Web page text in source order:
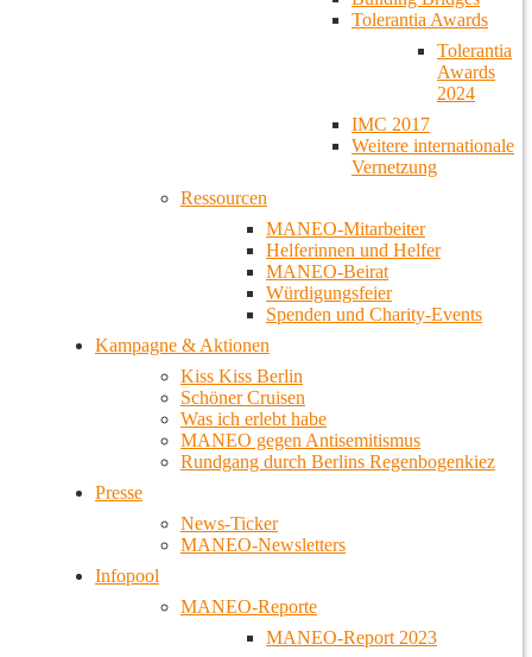
Tolerantia Awards
Tolerantia
Awards
2024
IMC 2017
Weitere internationale
Vernetzung
Ressourcen
MANEO-Mitarbeiter
Helferinnen und Helfer
MANEO-Beirat
Würdigungsfeier
Spenden und Charity-Events
Kampagne & Aktionen
Kiss Kiss Berlin
Schöner Cruisen
Was ich erlebt habe
MANEO gegen Antisemitismus
Rundgang durch Berlins Regenbogenkiez
Presse
News-Ticker
MANEO-Newsletters
Infopool
MANEO-Reporte
MANEO-Report 2023